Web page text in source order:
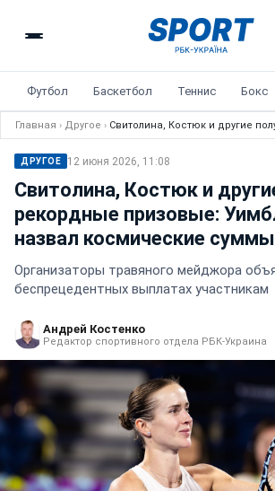
Футбол Баскетбол Теннис Бокс
Главная › Другое › Свитолина, Костюк и другие
ДРУГОЕ 12 июня 2026, 11:08
Свитолина, Костюк и
рекордные призовые:
назвал космические суммы
Организаторы травяного мейджора
беспрецедентных выплатах участникам
Андрей Костенко
Редактор спортивного отдела РБК-Украина